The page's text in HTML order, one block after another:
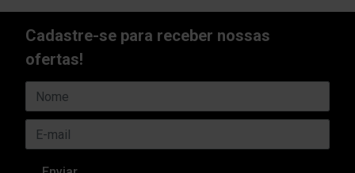
Cadastre-se para receber nossas
ofertas!